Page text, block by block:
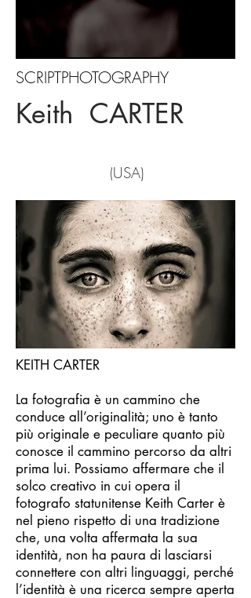
SCRIPTPHOTOGRAPHY
Keith CARTER
(USA)
KEITH CARTER
La fotografia è un cammino che
conduce all’originalità; uno è tanto
più originale e peculiare quanto più
conosce il cammino percorso da altri
prima lui. Possiamo affermare che il
solco creativo in cui opera il
fotografo statunitense Keith Carter è
nel pieno rispetto di una tradizione
che, una volta affermata la sua
identità, non ha paura di lasciarsi
connettere con altri linguaggi, perché
l’identità è una ricerca sempre aperta